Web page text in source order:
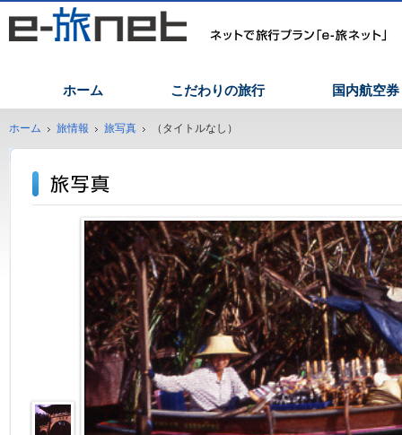
ホーム こだわりの旅行 国内航空券
ホーム 旅情報 旅写真 （タイトルなし）